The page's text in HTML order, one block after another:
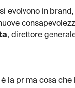
evolvono in brand,
, direttore
la prima cosa che